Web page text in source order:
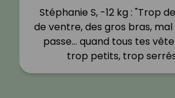
Stéphanie S, -12 kg : "Trop
de ventre, des gros bras, mal
passe… quand tous tes
trop petits, trop serrés